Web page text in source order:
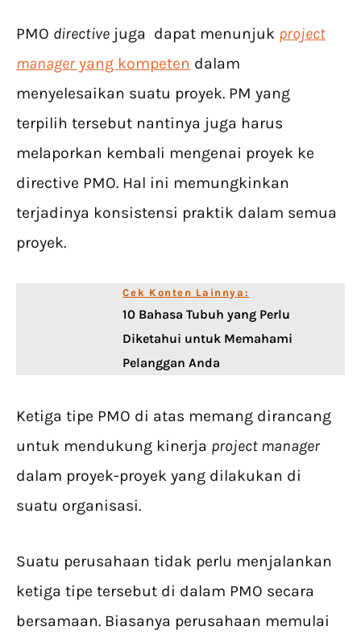
PMO directive juga dapat menunjuk project
manager yang kompeten dalam
menyelesaikan suatu proyek. PM yang
terpilih tersebut nantinya juga harus
melaporkan kembali mengenai proyek ke
directive PMO. Hal ini memungkinkan
terjadinya konsistensi praktik dalam semua
proyek.
Cek Konten Lainnya:
10 Bahasa Tubuh yang Perlu
Diketahui untuk Memahami
Pelanggan Anda
Ketiga tipe PMO di atas memang dirancang
untuk mendukung kinerja project manager
dalam proyek-proyek yang dilakukan di
suatu organisasi.
Suatu perusahaan tidak perlu menjalankan
ketiga tipe tersebut di dalam PMO secara
bersamaan. Biasanya perusahaan memulai